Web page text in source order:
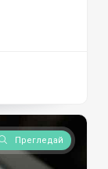
Прегледай